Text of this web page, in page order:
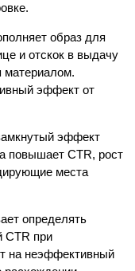
образ для
и отскок в выдачу
материалом.
эффект от
эффект
повышает CTR, рост
места
определять
CTR при
на неэффективный